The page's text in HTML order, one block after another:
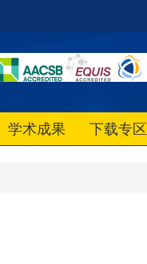
学术成果 下载专区